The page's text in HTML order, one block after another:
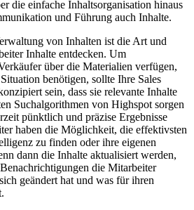
die einfache Inhaltsorganisation hinaus
und Führung auch Inhalte.
von Inhalten ist die Art und
Inhalte entdecken. Um
über die Materialien verfügen,
benötigen, sollte Ihre Sales
sein, dass sie relevante Inhalte
Suchalgorithmen von Highspot sorgen
pünktlich und präzise Ergebnisse
haben die Möglichkeit, die effektivsten
zu finden oder ihre eigenen
dann die Inhalte aktualisiert werden,
die Mitarbeiter
geändert hat und was für ihren